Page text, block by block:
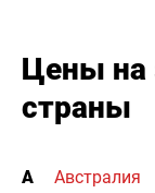
Цены на
страны
А Австралия